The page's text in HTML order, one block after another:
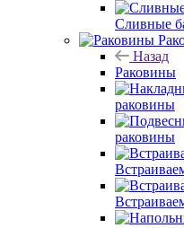
Сливные
Назад
Раковины
раковины
раковины